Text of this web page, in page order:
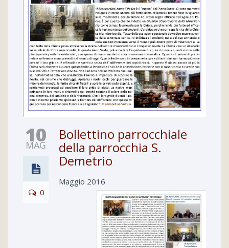
10
MAG
0
Bollettino parrocchiale
della parrocchia S.
Demetrio
Maggio 2016